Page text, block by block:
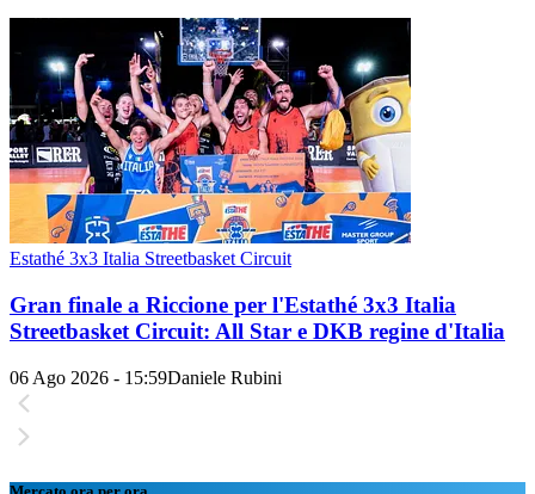
Estathé 3x3 Italia Streetbasket Circuit
Gran finale a Riccione per l'Estathé 3x3 Italia
Streetbasket Circuit: All Star e DKB regine d'Italia
06 Ago 2026 - 15:59Daniele Rubini